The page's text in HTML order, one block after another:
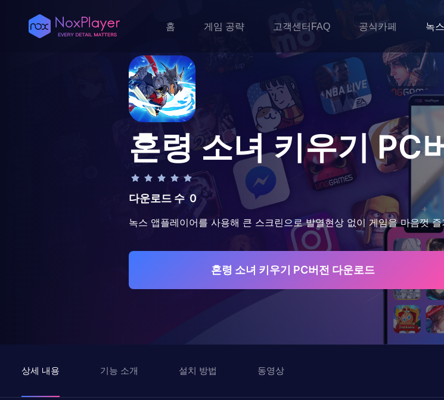
홈 게임 공략 고객센터FAQ 공식카페 녹
혼령 소녀 키우기PC
다운로드 수 0
녹스 앱플레이어를 사용해 큰 스크린으로 발열현상 없이 게임을 마음껏 즐
혼령 소녀 키우기 PC버전 다운로드
상세 내용 기능 소개 설치 방법 동영상